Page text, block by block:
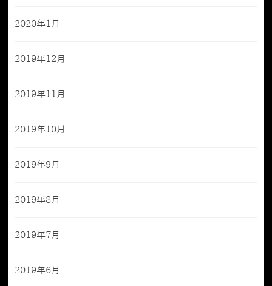
2020年1月
2019年12月
2019年11月
2019年10月
2019年9月
2019年8月
2019年7月
2019年6月